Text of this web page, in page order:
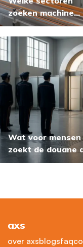
zoeken machine
operators in
Nederland?
Wat voor mensen
zoekt de douane
nieuwe
axs
over axsblogsfaq